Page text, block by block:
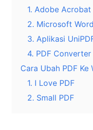
1. Adobe Acrobat
2. Microsoft
3. Aplikasi
4. PDF Converter
Cara Ubah PDF
1. I Love PDF
2. Small PDF